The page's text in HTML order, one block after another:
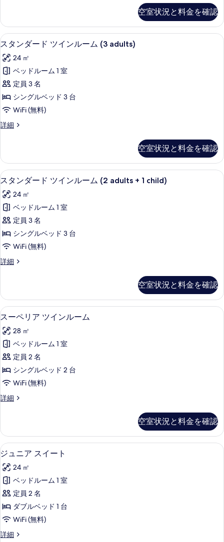
ル
ー
ム
の
す
べ
て
の
写
表
示
す
る
ー
ド
ツ
ン
ル
ム
の
詳
細
空室状況と料金を確認
ス
タ
ン
ダ
ー
ド
ツ
イ
ル
ー
ム
(3
adults)
の
す
べ
て
真
を
表
示
す
る
ミニバー、セーフティボックス (室内
10
スタンダード ツインルーム (3 adults)
24 ㎡
ベッドルーム 1 室
定員 3 名
シングルベッド 3 台
WiFi (無料)
詳細
ス
ー
ド
ツ
ン
ル
ム
(3
adults)
の
詳
空室状況と料金を確認
ス
タ
ン
ダ
ー
ド
ツ
イ
ル
ー
ム
(2
adults
+
1
child)
の
す
て
の
写
真
を
表
示
す
る
ミニバー、セーフティボックス (室内
10
スタンダード ツインルーム (2 adults + 1 child)
24 ㎡
ベッドルーム 1 室
定員 3 名
シングルベッド 3 台
WiFi (無料)
詳細
ス
ー
ド
ツ
ン
ル
ム
(2
adults
1
細
空室状況と料金を確認
ス
ー
ペ
リ
ア
ツ
イ
ン
ー
ム
の
す
べ
て
の
写
真
ミニバー、セーフティボックス (室内
9
スーペリア ツインルーム
28 ㎡
ベッドルーム 1 室
定員 2 名
シングルベッド 2 台
WiFi (無料)
詳細
ス
ア
ツ
イ
ル
ー
の
詳
細
空室状況と料金を確認
ジ
ュ
ニ
ア
ス
イ
ー
ト
ミニバー、セーフティボックス (室内
8
ジュニア スイート
24 ㎡
ベッドルーム 1 室
定員 2 名
ダブルベッド 1 台
WiFi (無料)
詳細
ジ